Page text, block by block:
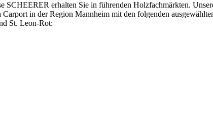
SCHEERER erhalten Sie in führenden Holzfachmärkten.
Carportin der Region Mannheim mit den folgenden
St. Leon-Rot: